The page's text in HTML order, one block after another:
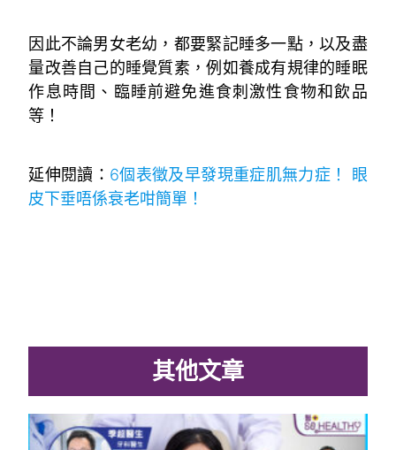
因此不論男女老幼，都要緊記睡多一點，以及盡
量改善自己的睡覺質素，例如養成有規律的睡眠
作息時間、臨睡前避免進食刺激性食物和飲品
等！
延伸閱讀： 6個表徵及早發現重症肌無力症！ 眼
皮下垂唔係衰老咁簡單！
其他文章